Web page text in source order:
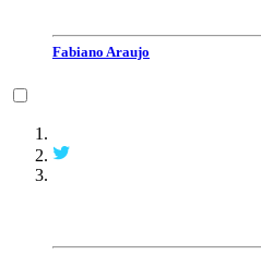
Fabiano Araujo